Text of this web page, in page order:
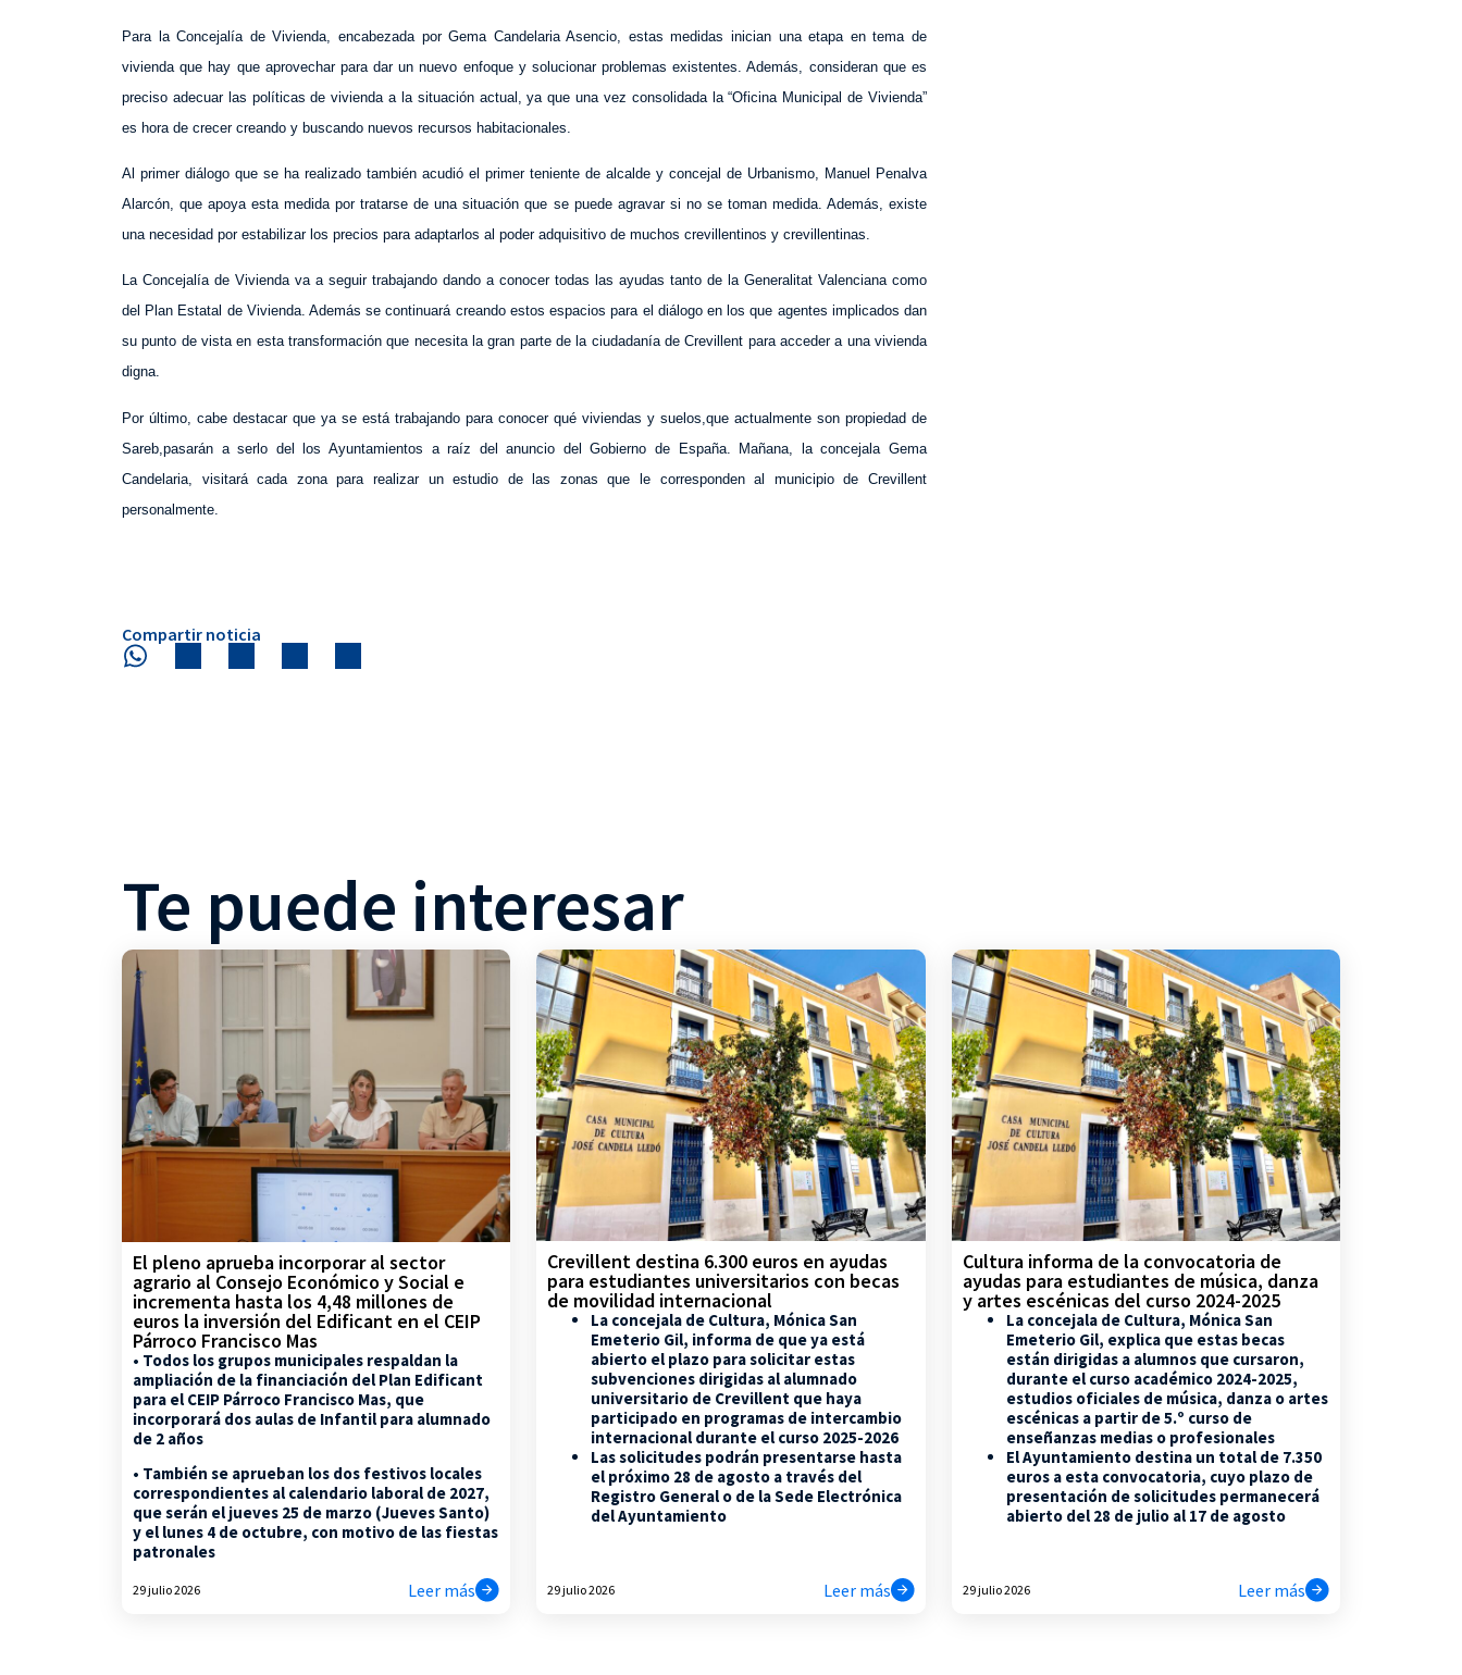
Para la Concejalía de Vivienda, encabezada por Gema Candelaria Asencio, estas medidas inician una etapa en tema de
vivienda que hay que aprovechar para dar un nuevo enfoque y solucionar problemas existentes. Además, consideran que es
preciso adecuar las políticas de vivienda a la situación actual, ya que una vez consolidada la “Oficina Municipal de Vivienda”
es hora de crecer creando y buscando nuevos recursos habitacionales.
Al primer diálogo que se ha realizado también acudió el primer teniente de alcalde y concejal de Urbanismo, Manuel Penalva
Alarcón, que apoya esta medida por tratarse de una situación que se puede agravar si no se toman medida. Además, existe
una necesidad por estabilizar los precios para adaptarlos al poder adquisitivo de muchos crevillentinos y crevillentinas.
La Concejalía de Vivienda va a seguir trabajando dando a conocer todas las ayudas tanto de la Generalitat Valenciana como
del Plan Estatal de Vivienda. Además se continuará creando estos espacios para el diálogo en los que agentes implicados dan
su punto de vista en esta transformación que necesita la gran parte de la ciudadanía de Crevillent para acceder a una vivienda
digna.
Por último, cabe destacar que ya se está trabajando para conocer qué viviendas y suelos,que actualmente son propiedad de
Sareb,pasarán a serlo del los Ayuntamientos a raíz del anuncio del Gobierno de España. Mañana, la concejala Gema
Candelaria, visitará cada zona para realizar un estudio de las zonas que le corresponden al municipio de Crevillent
personalmente.
Compartir noticia
Te puede interesar
El pleno aprueba incorporar al sector
agrario al Consejo Económico y Social e
incrementa hasta los 4,48 millones de
euros la inversión del Edificant en el CEIP
Párroco Francisco Mas
• Todos los grupos municipales respaldan la
ampliación de la financiación del Plan Edificant
para el CEIP Párroco Francisco Mas, que
incorporará dos aulas de Infantil para alumnado
de 2 años
• También se aprueban los dos festivos locales
correspondientes al calendario laboral de 2027,
que serán el jueves 25 de marzo (Jueves Santo)
y el lunes 4 de octubre, con motivo de las fiestas
patronales
29 julio 2026 Leer más
Crevillent destina 6.300 euros en ayudas
para estudiantes universitarios con becas
de movilidad internacional
La concejala de Cultura, Mónica San
Emeterio Gil, informa de que ya está
abierto el plazo para solicitar estas
subvenciones dirigidas al alumnado
universitario de Crevillent que haya
participado en programas de intercambio
internacional durante el curso 2025-2026
Las solicitudes podrán presentarse hasta
el próximo 28 de agosto a través del
Registro General o de la Sede Electrónica
del Ayuntamiento
29 julio 2026 Leer más
Cultura informa de la convocatoria de
ayudas para estudiantes de música, danza
y artes escénicas del curso 2024-2025
La concejala de Cultura, Mónica San
Emeterio Gil, explica que estas becas
están dirigidas a alumnos que cursaron,
durante el curso académico 2024-2025,
estudios oficiales de música, danza o artes
escénicas a partir de 5.º curso de
enseñanzas medias o profesionales
El Ayuntamiento destina un total de 7.350
euros a esta convocatoria, cuyo plazo de
presentación de solicitudes permanecerá
abierto del 28 de julio al 17 de agosto
29 julio 2026 Leer más